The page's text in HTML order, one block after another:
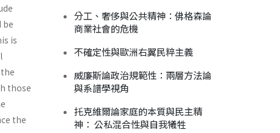
be
is
those
the
分工、奢侈與公共精神：佛格森論
商業社會的危機
不確定性與歐洲右翼民粹主義
威廉斯論政治規範性：兩層方法論
與系譜學視角
托克維爾論家庭的本質與民主精
神： 公私混合性與自我犧牲